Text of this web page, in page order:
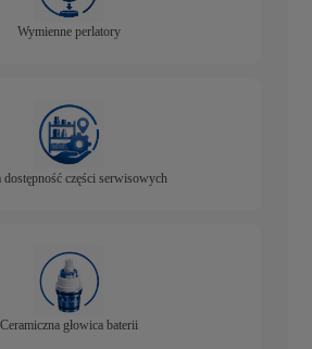
Wymienne perlatory
dostępność części serwisowych
Ceramiczna głowica baterii